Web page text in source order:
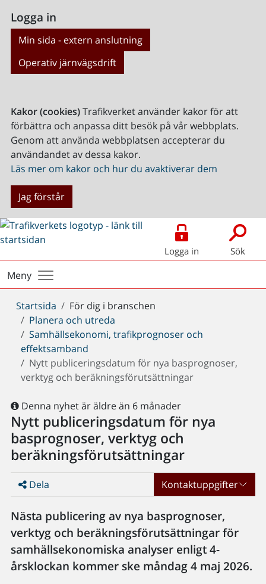
Logga in
Min sida - extern anslutning
Operativ järnvägsdrift
Kakor (cookies)Trafikverket använder kakor för att
förbättra och anpassa ditt besök på vår webbplats.
Genom att använda webbplatsen accepterar du
användandet av dessa kakor.
Läs mer om kakor och hur du avaktiverar dem
Jag förstår
Logga in Sök
Meny
Du
är
här:
Startsida
För dig i branschen
Planera och utreda
Samhällsekonomi, trafikprognoser och
effektsamband
Nytt publiceringsdatum för nya basprognoser,
verktyg och beräkningsförutsättningar
Denna nyhet är äldre än 6 månader
Nytt publiceringsdatum för nya
basprognoser, verktyg och
beräkningsförutsättningar
Dela Kontaktuppgifter
Nästa publicering av nya basprognoser,
verktyg och beräkningsförutsättningar för
samhällsekonomiska analyser enligt 4-
årsklockan kommer ske måndag 4 maj 2026.